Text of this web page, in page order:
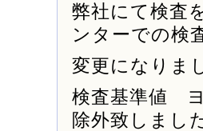
弊社にて検査
ンターでの検
変更になりま
検査基準値
除外致しまし